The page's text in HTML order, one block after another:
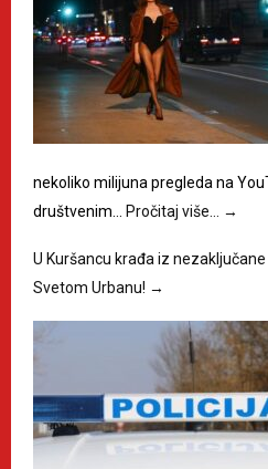
nekoliko milijuna pregleda na
društvenim… Pročitaj više… →
U Kuršancu krađa iz
Svetom Urbanu! →